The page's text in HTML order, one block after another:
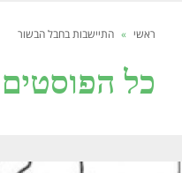
ראשי » התיישבות בחבל הבשור
כל